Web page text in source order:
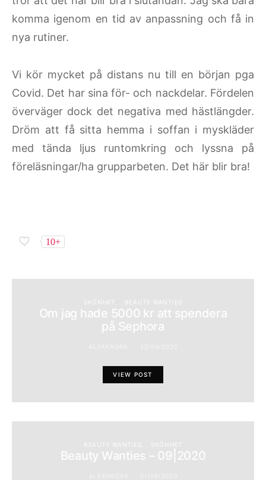
komma igenom en tid av anpassning och få in
nya rutiner.
Vi kör mycket på distans nu till en början pga
Covid. Det har sina för- och nackdelar. Fördelen
överväger dock det negativa med hästlängder.
Dröm att få sitta hemma i soffan i myskläder
med tända ljus runtomkring och lyssna på
föreläsningar/ha grupparbeten. Det här blir bra!
10+
SKÖNHET BEAUTY WANTIES
Om jag hade 5000 kr att spendera
på Sephora
VIEW POST
BEAUTY WANTIES SKÖNHET
Beauty Wanties – 09|2020